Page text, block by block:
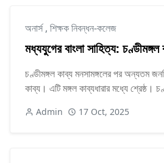
অনার্স, শিক্ষক নিবন্ধন-কলেজ
মধ্যযুগের বাংলা সাহিত্য: চণ্ডীমঙ্গল
চণ্ডীমঙ্গল কাব্য মনসামঙ্গলের পর অন্যতম
কাব্য। এটি মঙ্গল কাব্যধারার মধ্যে শ্রেষ্ঠ।
Admin 17 Oct, 2025